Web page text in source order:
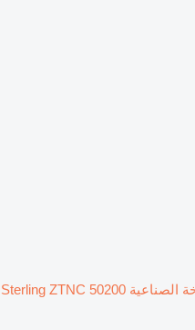
المضخة الصناعية Sterling ZTNC 50200